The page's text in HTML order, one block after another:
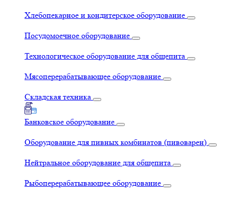
Хлебопекарное и кондитерское оборудование
Посудомоечное оборудование
Технологическое оборудование для общепита
Мясоперерабатывающее оборудование
Складская техника
Банковское оборудование
Оборудование для пивных комбинатов (пивоварен)
Нейтральное оборудование для общепита
Рыбоперерабатывающее оборудование